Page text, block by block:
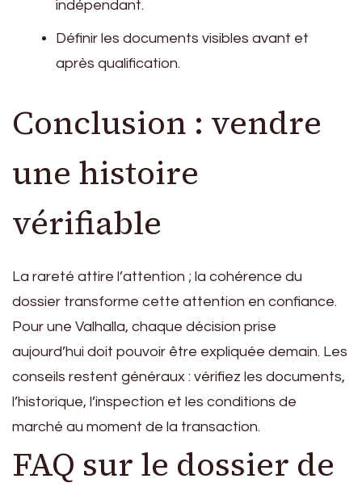
indépendant.
Définir les documents visibles avant et
après qualification.
Conclusion : vendre
une histoire
vérifiable
La rareté attire l’attention ; la cohérence du
dossier transforme cette attention en confiance.
Pour une Valhalla, chaque décision prise
aujourd’hui doit pouvoir être expliquée demain. Les
conseils restent généraux : vérifiez les documents,
l’historique, l’inspection et les conditions de
marché au moment de la transaction.
FAQ sur le dossier de